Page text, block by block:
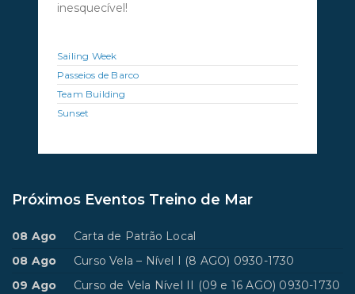
inesquecível!
Sailing Week
Passeios de Barco
Team Building
Sunset
Próximos Eventos Treino de Mar
08 Ago
Carta de Patrão Local
08 Ago
Curso Vela – Nível I (8 AGO) 0930-1730
09 Ago
Curso de Vela Nível II (09 e 16 AGO) 0930-1730